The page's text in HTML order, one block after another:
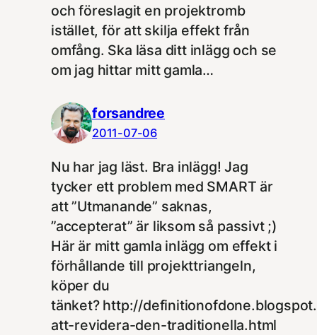
och föreslagit en projektromb
istället, för att skilja effekt från
omfång. Ska läsa ditt inlägg och se
om jag hittar mitt gamla…
forsandree
2011-07-06
Nu har jag läst. Bra inlägg! Jag
tycker ett problem med SMART är
att ”Utmanande” saknas,
”accepterat” är liksom så passivt ;)
Här är mitt gamla inlägg om effekt i
förhållande till projekttriangeln,
köper du
tänket? http://
att-revidera-den-traditionella.html